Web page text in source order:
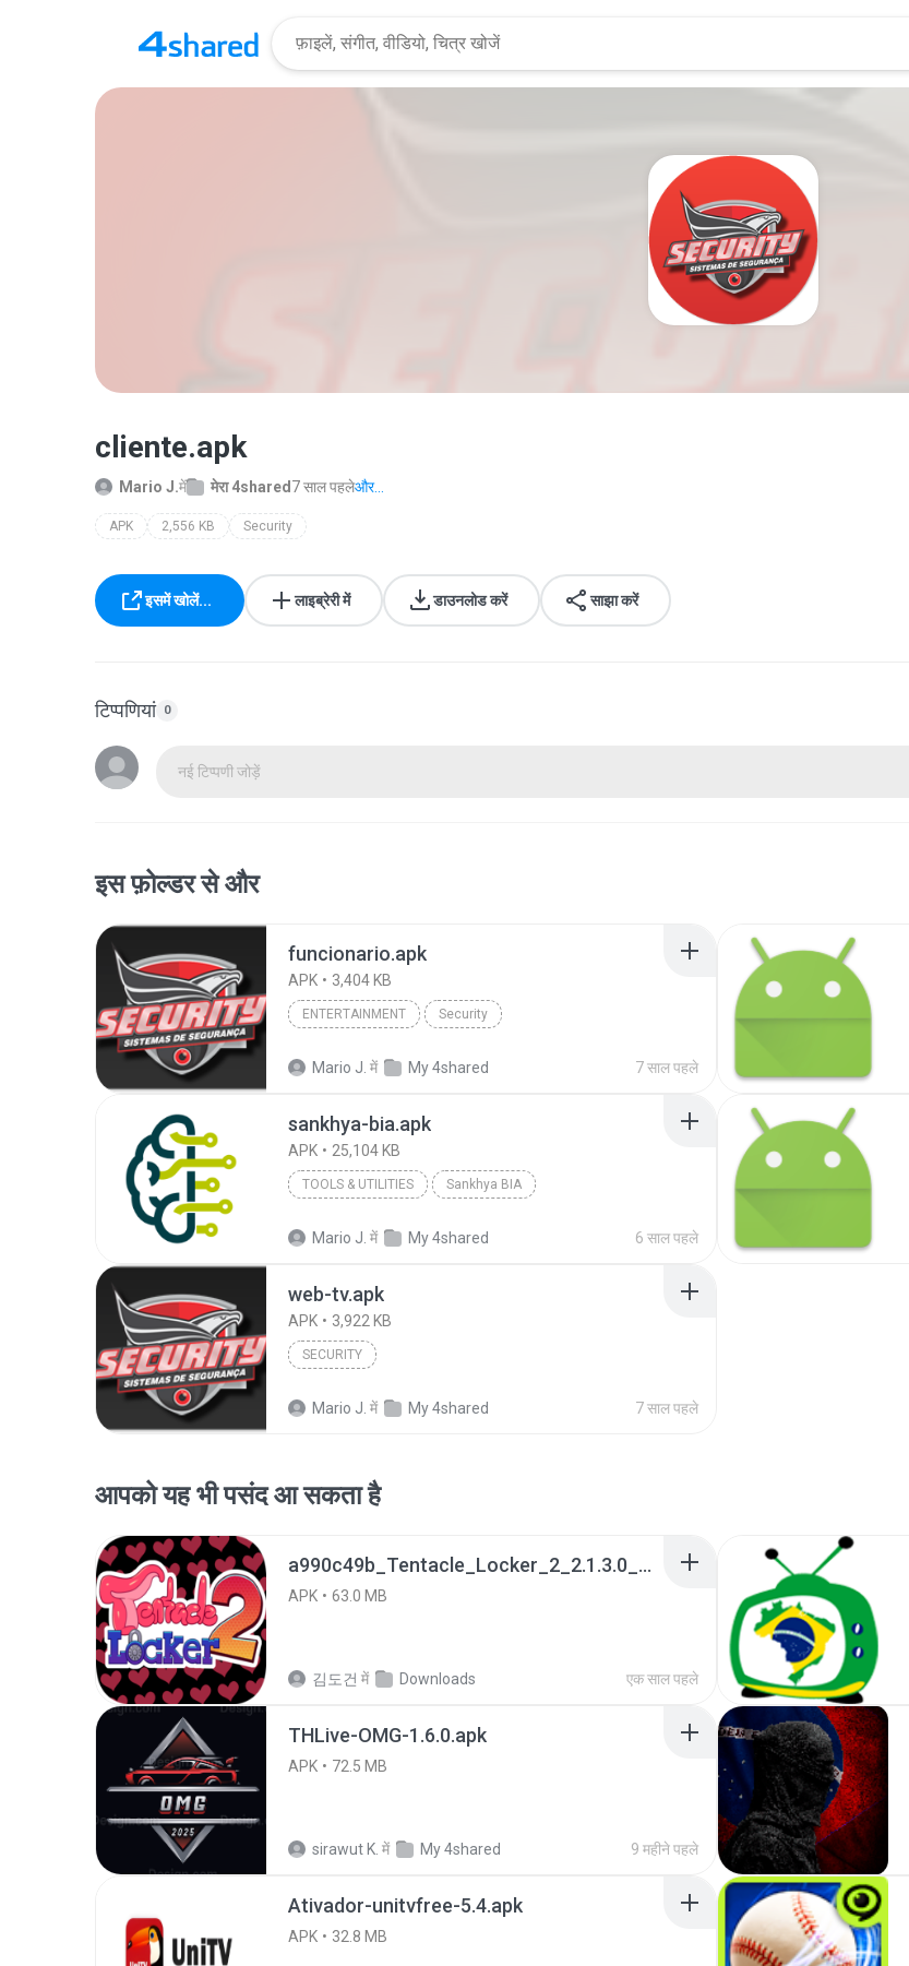
cliente.apk
Mario J.में मेरा 4shared 7 साल पहलेऔर...
APK 2,556 KB Security
इसमें खोलें... लाइब्रेरी में डाउनलोड करें साझा करें
टिप्पणियां 0
नई टिप्पणी जोड़ें
इस फ़ोल्डर से और
funcionario.apk
APK 3,404 KB
ENTERTAINMENT Security
Mario J. में My 4shared 7 साल पहले
sankhya-bia.apk
APK 25,104 KB
TOOLS & UTILITIES Sankhya BIA
Mario J. में My 4shared 6 साल पहले
web-tv.apk
APK 3,922 KB
SECURITY
Mario J. में My 4shared 7 साल पहले
आपको यह भी पसंद आ सकता है
a990c49b_Tentacle_Locker_2_2.1.3.0_APKPure (1).apk
APK 63.0 MB
김도건 में Downloads एक साल पहले
THLive-OMG-1.6.0.apk
APK 72.5 MB
sirawut K. में My 4shared 9 महीने पहले
Ativador-unitvfree-5.4.apk
APK 32.8 MB